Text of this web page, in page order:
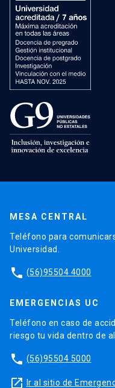
MESA CENTRAL
Teléfono para
Universidad.
phone (56)95504 4000
EMERGENCIAS UC
Teléfono en caso de
riesgo tu vida dentro de
phone (56)95504 5000
launch Ir al sitio de